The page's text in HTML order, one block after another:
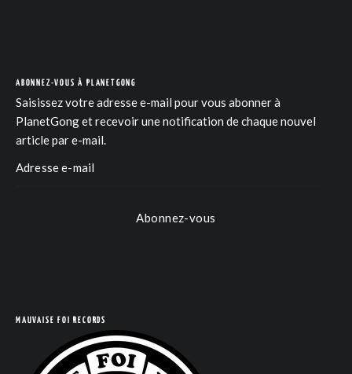
ABONNEZ-VOUS À PLANETGONG
Saisissez votre adresse e-mail pour vous abonner à
PlanetGong et recevoir une notification de chaque nouvel
article par e-mail.
Abonnez-vous
MAUVAISE FOI RECORDS